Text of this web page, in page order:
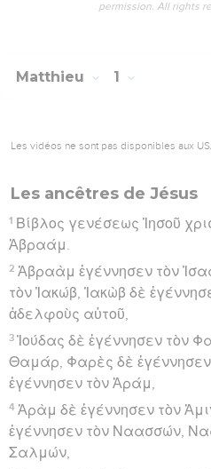
permission. All rights
Matthieu 1
Les vidéos ne sont pas disponibles aux
Les ancêtres de Jésus
1 Βίβλος γενέσεως Ἰησοῦ
Ἀβραάμ.
2 Ἀβραὰμ ἐγέννησεν τὸν
τὸν Ἰακώβ, Ἰακὼβ δὲ
ἀδελφοὺς αὐτοῦ,
3 Ἰούδας δὲ ἐγέννησεν τὸν
Θαμάρ, Φαρὲς δὲ
ἐγέννησεν τὸν Ἀράμ,
4 Ἀρὰμ δὲ ἐγέννησεν τὸν
ἐγέννησεν τὸν Ναασσών,
Σαλμών,